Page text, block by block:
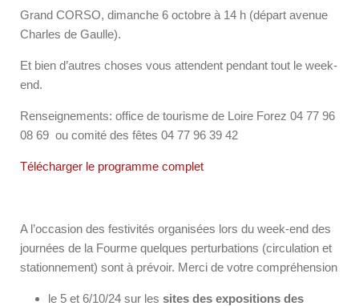
Grand CORSO, dimanche 6 octobre à 14 h (départ avenue
Charles de Gaulle).
Et bien d’autres choses vous attendent pendant tout le week-
end.
Renseignements: office de tourisme de Loire Forez 04 77 96
08 69 ou comité des fêtes 04 77 96 39 42
Télécharger le programme complet
A l’occasion des festivités organisées lors du week-end des
journées de la Fourme quelques perturbations (circulation et
stationnement) sont à prévoir. Merci de votre compréhension
le 5 et 6/10/24 sur les sites des expositions des